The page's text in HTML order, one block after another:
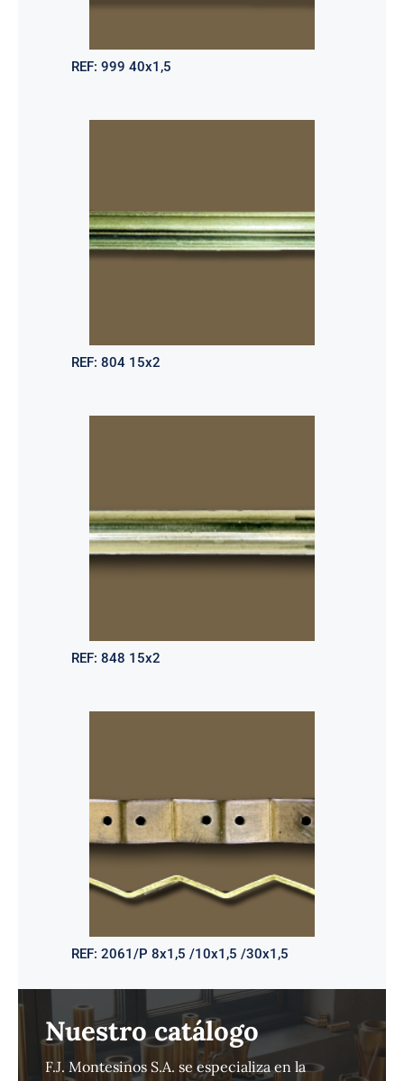
REF: 999 40x1,5
REF: 804 15x2
REF: 848 15x2
REF: 2061/P 8x1,5 /10x1,5 /30x1,5
Nuestro catálogo
F.J. Montesinos S.A. se especializa en la